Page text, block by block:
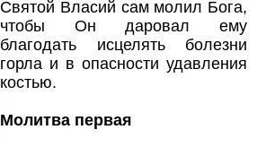
Святой Власий сам молил Бога,
чтобы Он даровал ему
благодать исцелять болезни
горла и в опасности удавления
костью.
Молитва первая